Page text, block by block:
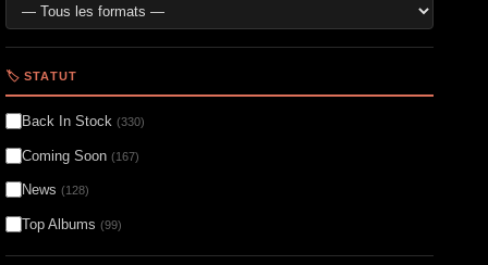
🏷️ STATUT
Back In Stock (330)
Coming Soon (167)
News (128)
Top Albums (99)